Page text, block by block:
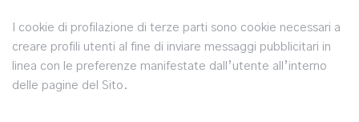
I cookie di profilazione di terze parti sono cookie necessari a
creare profili utenti al fine di inviare messaggi pubblicitari in
linea con le preferenze manifestate dall’utente all’interno
delle pagine del Sito.